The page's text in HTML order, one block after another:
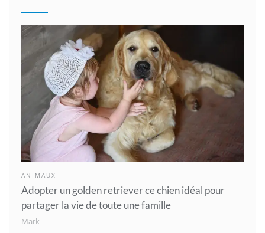
ANIMAUX
Adopter un golden retriever ce chien idéal pour
partager la vie de toute une famille
Mark